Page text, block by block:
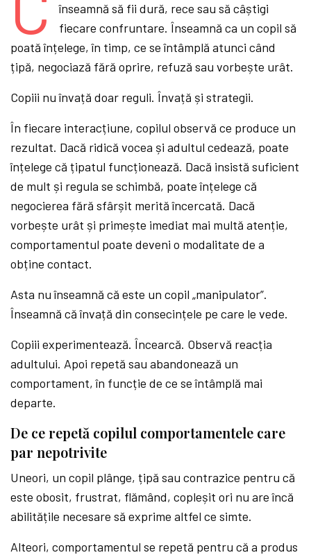
înseamnă să fii dură, rece sau să câștigi
fiecare confruntare. Înseamnă ca un copil să
poată înțelege, în timp, ce se întâmplă atunci când
țipă, negociază fără oprire, refuză sau vorbește urât.
Copiii nu învață doar reguli. Învață și strategii.
În fiecare interacțiune, copilul observă ce produce un
rezultat. Dacă ridică vocea și adultul cedează, poate
înțelege că țipatul funcționează. Dacă insistă suficient
de mult și regula se schimbă, poate înțelege că
negocierea fără sfârșit merită încercată. Dacă
vorbește urât și primește imediat mai multă atenție,
comportamentul poate deveni o modalitate de a
obține contact.
Asta nu înseamnă că este un copil „manipulator”.
Înseamnă că învață din consecințele pe care le vede.
Copiii experimentează. Încearcă. Observă reacția
adultului. Apoi repetă sau abandonează un
comportament, în funcție de ce se întâmplă mai
departe.
De ce repetă copilul comportamentele care
par nepotrivite
Uneori, un copil plânge, țipă sau contrazice pentru că
este obosit, frustrat, flămând, copleșit ori nu are încă
abilitățile necesare să exprime altfel ce simte.
Alteori, comportamentul se repetă pentru că a produs